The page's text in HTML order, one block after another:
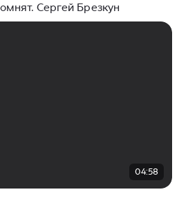
Сергей Брезкун
04:58